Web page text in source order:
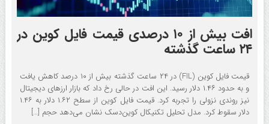
افت بیش از ۱۰ درصدی قیمت فایل‌ کوین در
۲۴ ساعت گذشته
قیمت فایل‌ کوین (FIL) در ۲۴ ساعت گذشته بیش از ۱۰ درصد کاهش یافت
و به حدود ۱.۴۶ دلار رسید. این افت در حالی رخ داد که بازار ارزهای دیجیتال
نیز روندی نزولی را تجربه کرد. قیمت فایل‌ کوین از سطح ۱.۶۲ دلار به ۱.۴۶
دلار سقوط کرد. مدل تحلیل تکنیکال کوین‌دسک نشان می‌دهد حجم […]